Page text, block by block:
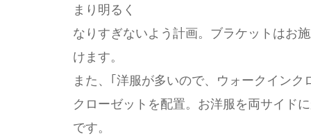
まり明るく
なりすぎないよう計画。ブラケットはお
けます。
また、｢洋服が多いので、ウォークイン
クローゼットを配置。お洋服を両サイド
です。